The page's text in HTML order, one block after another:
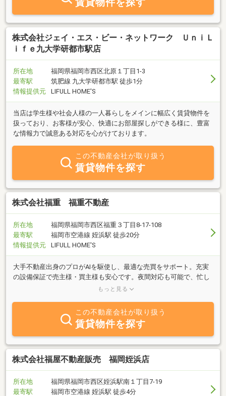
賃貸物件を探す
株式会社ジェイ・エス・ビー・ネットワーク ＵｎｉＬ
ｉｆｅ九大学研都市駅店
所在地
福岡県福岡市西区北原１丁目1-3
最寄駅
筑肥線 九大学研都市駅 徒歩1分
情報提供元
LIFULL HOME'S
当店は学生様や社会人様の一人暮らしをメインに幅広く賃貸物件を
扱っており、お客様が安心、快適にお部屋探しができる様に、豊富
な情報力で誠意ある対応を心がけております。
この不動産会社が取り扱う
賃貸物件を探す
株式会社福重 福重不動産
所在地
福岡県福岡市西区福重３丁目8-17-108
最寄駅
福岡市空港線 姪浜駅 徒歩20分
情報提供元
LIFULL HOME'S
大手不動産出身のプロがAIを駆使し、最適な売買をサポート。充実
の設備保証で売主様・買主様も安心です。夜間対応も可能で、忙し
い方にも寄り添います。確かな実績と最新技術で、納得の不動産取
もっと見る
この不動産会社が取り扱う
賃貸物件を探す
株式会社福屋不動産販売 福岡姪浜店
所在地
福岡県福岡市西区姪浜駅南１丁目7-19
最寄駅
福岡市空港線 姪浜駅 徒歩4分